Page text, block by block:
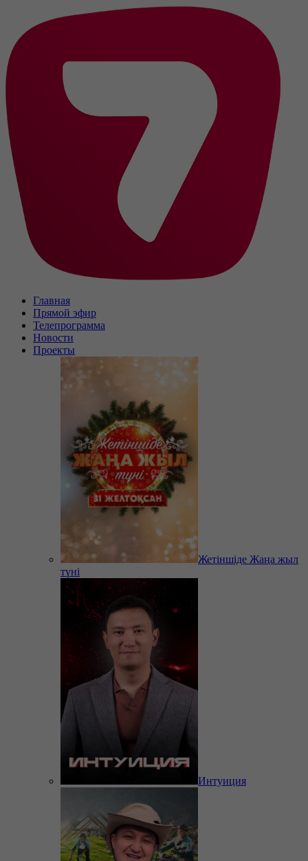
Главная
Прямой эфир
Телепрограмма
Новости
Проекты
Жетіншіде Жаңа жыл
түні
Интуиция